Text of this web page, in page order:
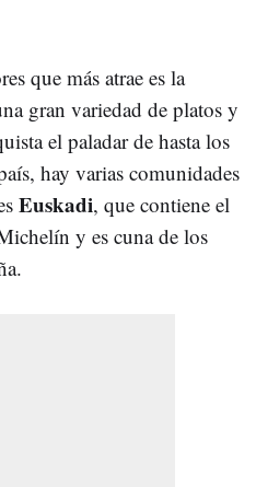
que más atrae es la
gran variedad de platos y
el paladar de hasta los
hay varias comunidades
Euskadi, que contiene el
y es cuna de los